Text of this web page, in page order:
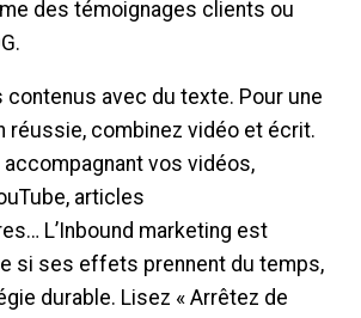
des témoignages clients ou
contenus avec du texte. Pour une
réussie, combinez vidéo et écrit.
vos vidéos,
articles
L’Inbound marketing est
si ses effets prennent du temps,
durable. Lisez « Arrêtez de